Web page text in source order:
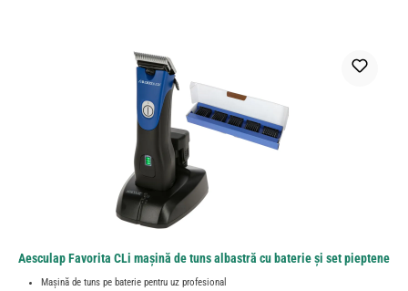
Aesculap Favorita CLi mașină de tuns albastră cu baterie și set pieptene
Mașină de tuns pe baterie pentru uz profesional